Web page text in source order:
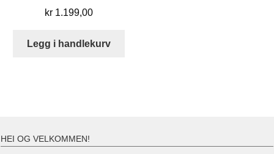
kr 1.199,00
Legg i handlekurv
HEI OG VELKOMMEN!